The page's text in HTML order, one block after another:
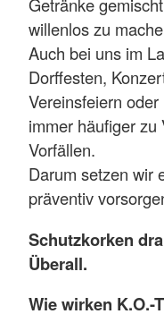
Getränke
willenlos zu
Auch bei uns im
Dorffesten,
Vereinsfeiern
immer häufiger zu
Vorfällen.
Darum setzen wir
präventiv
Schutzkorken
Überall.
Wie wirken K.O.-